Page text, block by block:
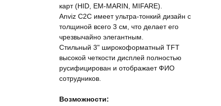
карт (HID, EM-MARIN, MIFARE).
Anviz С2C имеет ультра-тонкий дизайн с
толщиной всего 3 см, что делает его
чрезвычайно элегантным.
Стильный 3" широкоформатный TFT
высокой четкости дисплей полностью
русифицирован и отображает ФИО
сотрудников.
Возможности: